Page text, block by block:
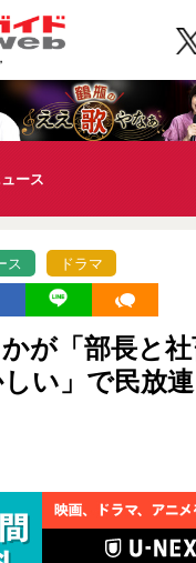
ース
ス ドラマ
が「部長と
い」で民放